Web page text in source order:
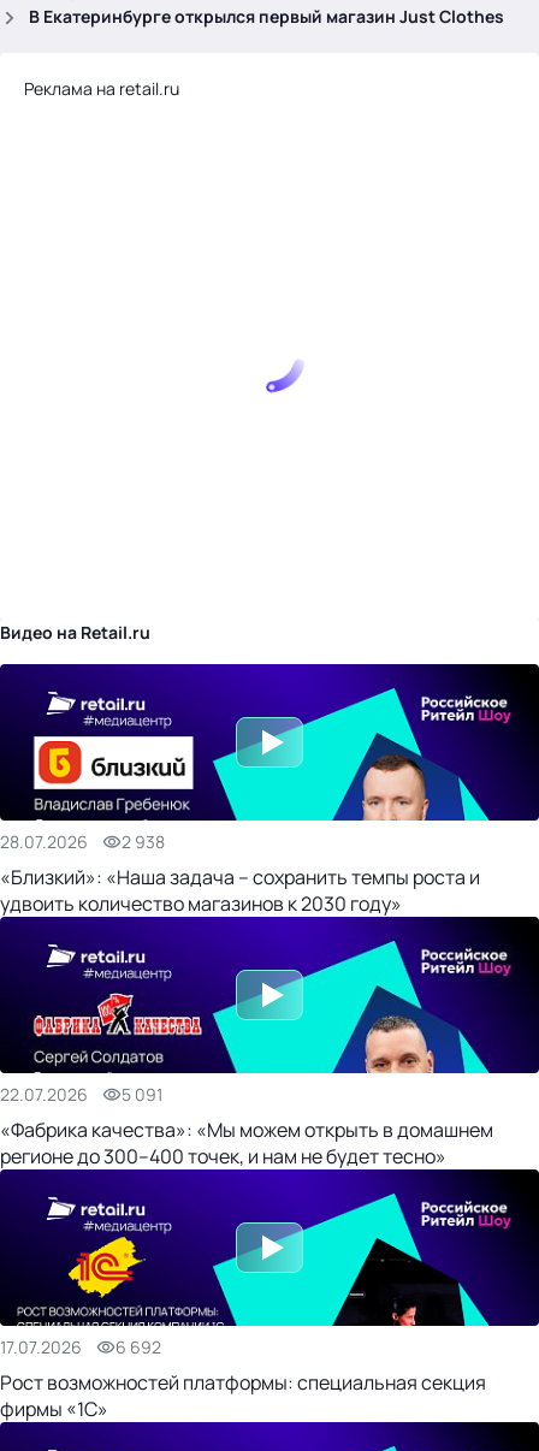
В Екатеринбурге открылся первый магазин Just Clothes
Реклама на retail.ru
Видео на Retail.ru
28.07.2026 2 938
«Близкий»: «Наша задача – сохранить темпы роста и
удвоить количество магазинов к 2030 году»
22.07.2026 5 091
«Фабрика качества»: «Мы можем открыть в домашнем
регионе до 300–400 точек, и нам не будет тесно»
17.07.2026 6 692
Рост возможностей платформы: специальная секция
фирмы «1С»